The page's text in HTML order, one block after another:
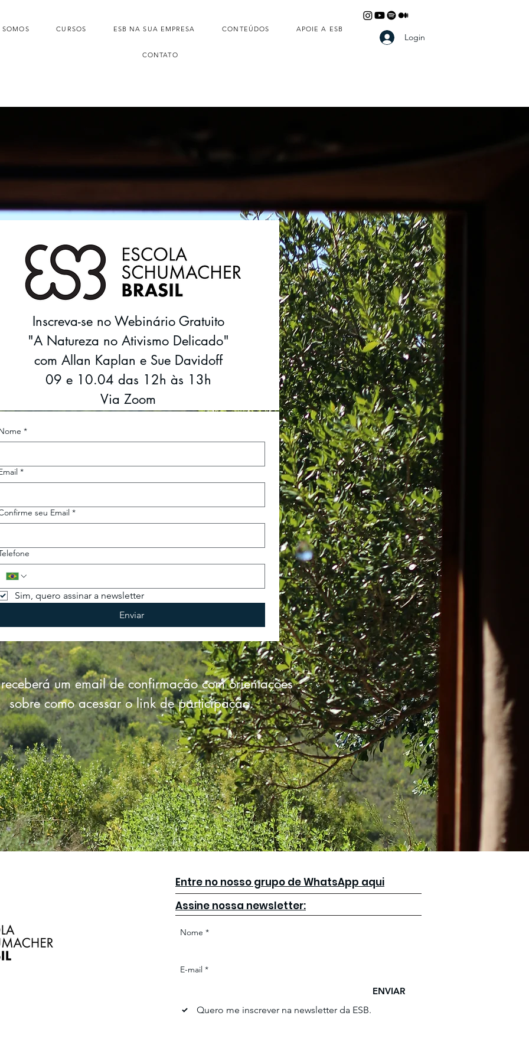
CURSOS ESB NA SUA EMPRESA CONTEÚDOS APOIE A ESB
CONTATO
Login
Inscreva-se no Webinário Gratuito
"A Natureza no Ativismo Delicado"
com Allan Kaplan e Sue Davidoff
09 e 10.04 das 12h às 13h
Via Zoom
*
*
seu Email *
Sim, quero assinar a newsletter
Enviar
um email de confirmação com orientações
sobre como acessar o link de participação.
Entre no nosso grupo de WhatsApp aqui
Assine nossa newsletter:
Nome *
E-mail *
ENVIAR
Quero me inscrever na newsletter da ESB.